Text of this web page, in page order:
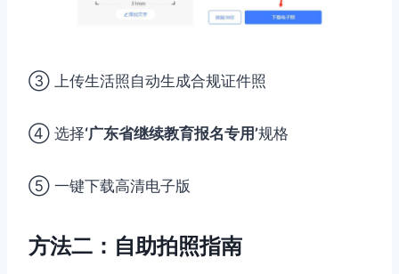
③ 上传生活照自动生成合规证件照
④ 选择‘广东省继续教育报名专用’规格
⑤ 一键下载高清电子版
方法二：自助拍照指南